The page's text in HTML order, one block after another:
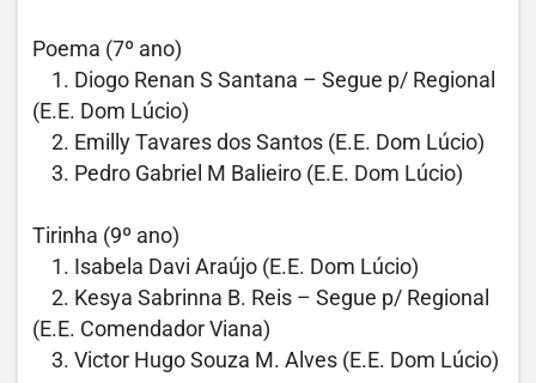
Poema (7º ano)
1. Diogo Renan S Santana – Segue p/ Regional
(E.E. Dom Lúcio)
2. Emilly Tavares dos Santos (E.E. Dom Lúcio)
3. Pedro Gabriel M Balieiro (E.E. Dom Lúcio)
Tirinha (9º ano)
1. Isabela Davi Araújo (E.E. Dom Lúcio)
2. Kesya Sabrinna B. Reis – Segue p/ Regional
(E.E. Comendador Viana)
3. Victor Hugo Souza M. Alves (E.E. Dom Lúcio)